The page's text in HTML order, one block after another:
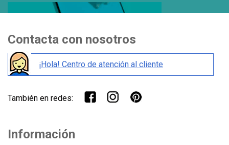
Contacta con nosotros
¡Hola! Centro de atención al cliente
También en redes:
Información